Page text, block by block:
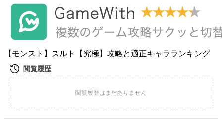
【モンスト】スルト【究極】攻略と適正キャラランキング